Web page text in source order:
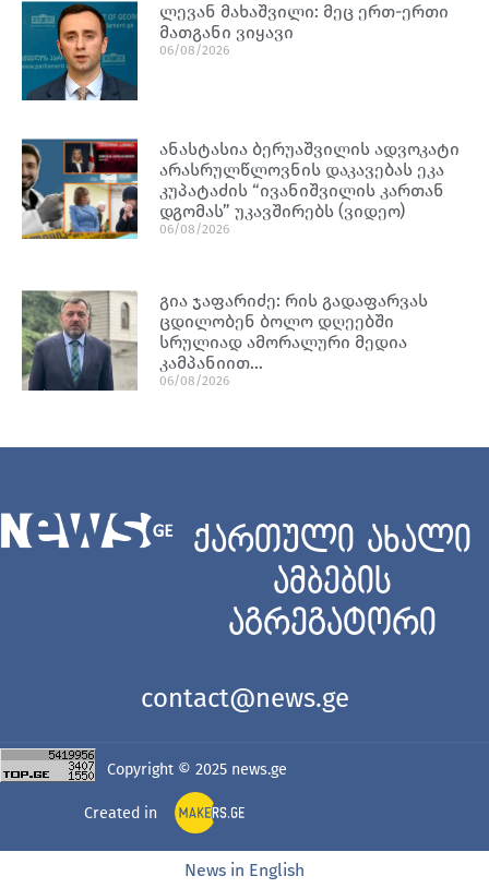
ლევან მახაშვილი: მეც ერთ-ერთი
მათგანი ვიყავი
06/08/2026
ანასტასია ბერუაშვილის ადვოკატი
არასრულწლოვნის დაკავებას ეკა
კუპატაძის “ივანიშვილის კართან
დგომას” უკავშირებს (ვიდეო)
06/08/2026
გია ჯაფარიძე: რის გადაფარვას
ცდილობენ ბოლო დღეებში
სრულიად ამორალური მედია
კამპანიით…
06/08/2026
ქართული ახალი
ამბების
აგრეგატორი
contact@news.ge
Copyright © 2025 news.ge
Created in
News in English